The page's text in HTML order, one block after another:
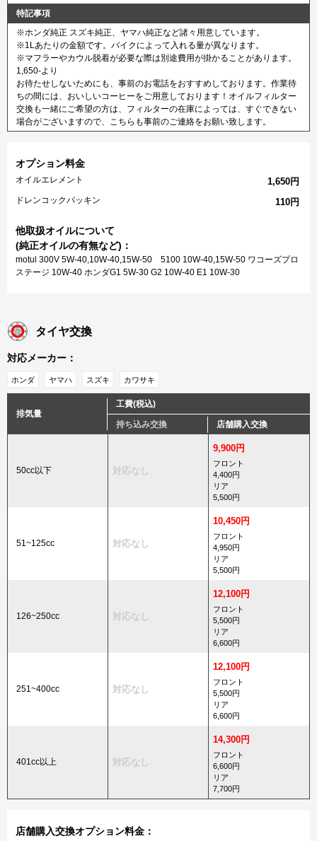
特記事項
※ホンダ純正 スズキ純正、ヤマハ純正など諸々用意しています。
※1Lあたりの金額です。バイクによって入れる量が異なります。
※マフラーやカウル脱着が必要な際は別途費用が掛かることがあります。
1,650-より
お待たせしないためにも、事前のお電話をおすすめしております。作業待
ちの間には、おいしいコーヒーをご用意しております！オイルフィルター
交換も一緒にご希望の方は、フィルターの在庫によっては、すぐできない
場合がございますので、こちらも事前のご連絡をお願い致します。
オプション料金
オイルエレメント 1,650円
ドレンコックパッキン 110円
他取扱オイルについて
(純正オイルの有無など)：
motul 300V 5W-40,10W-40,15W-50 5100 10W-40,15W-50 ワコーズプロ
ステージ 10W-40 ホンダG1 5W-30 G2 10W-40 E1 10W-30
タイヤ交換
対応メーカー：
ホンダ ヤマハ スズキ カワサキ
排気量
工費(税込)
持ち込み交換 店舗購入交換
50cc以下 対応なし
9,900円
フロント
4,400円
リア
5,500円
51~125cc 対応なし
10,450円
フロント
4,950円
リア
5,500円
126~250cc 対応なし
12,100円
フロント
5,500円
リア
6,600円
251~400cc 対応なし
12,100円
フロント
5,500円
リア
6,600円
401cc以上 対応なし
14,300円
フロント
6,600円
リア
7,700円
店舗購入交換オプション料金：